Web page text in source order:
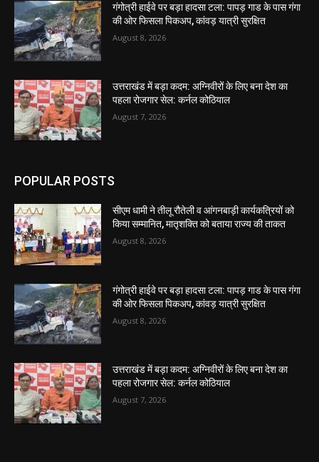
गंगोत्री हाईवे पर बड़ा हादसा टला: पापड़ गाड के पास गंगा
की ओर फिसला पिकअप, कांवड़ यात्री सुरक्षित
August 8, 2026
उत्तराखंड में बड़ा कदम: अग्निवीरों के लिए बना देश का
पहला रोजगार सेल: कर्नल कोठियाल
August 7, 2026
POPULAR POSTS
सीएम धामी ने तीलू रौतेली व आंगनबाड़ी कार्यकत्रियों को
किया सम्मानित, मातृशक्ति को बताया राज्य की ताकत
August 8, 2026
गंगोत्री हाईवे पर बड़ा हादसा टला: पापड़ गाड के पास गंगा
की ओर फिसला पिकअप, कांवड़ यात्री सुरक्षित
August 8, 2026
उत्तराखंड में बड़ा कदम: अग्निवीरों के लिए बना देश का
पहला रोजगार सेल: कर्नल कोठियाल
August 7, 2026